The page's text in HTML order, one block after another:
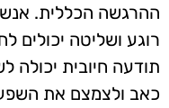
ההרגשה הכללית.
רוגע ושליטה יכולים
תודעה חיובית
כאב ולצמצם את